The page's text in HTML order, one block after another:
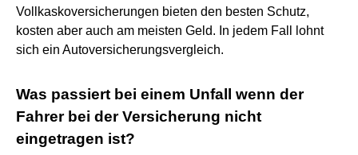
Vollkaskoversicherungen bieten den besten Schutz,
kosten aber auch am meisten Geld. In jedem Fall lohnt
sich ein Autoversicherungsvergleich.
Was passiert bei einem Unfall wenn der
Fahrer bei der Versicherung nicht
eingetragen ist?